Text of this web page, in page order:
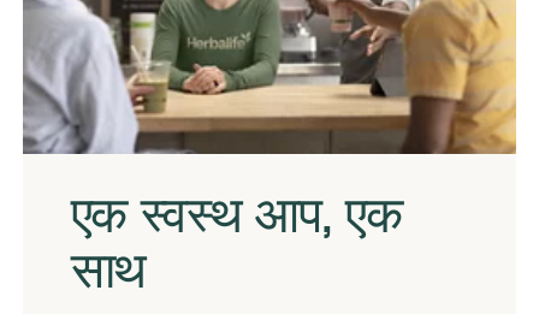
एक स्वस्थ आप, एक
साथ